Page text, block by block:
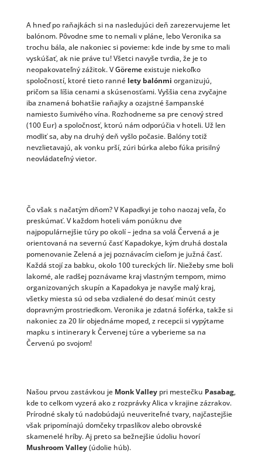
A hneď po raňajkách si na nasledujúci deň zarezervujeme let
balónom. Pôvodne sme to nemali v pláne, lebo Veronika sa
trochu bála, ale nakoniec si povieme: kde inde by sme to mali
vyskúšať, ak nie práve tu! Všetci navyše tvrdia, že je to
neopakovateľný zážitok. VGöremeexistuje niekoľko
spoločností, ktoré tieto ranné lety balónmi organizujú,
pričom sa líšia cenami a skúsenosťami. Vyššia cena zvyčajne
iba znamená bohatšie raňajky a ozajstné šampanské
namiesto šumivého vína. Rozhodneme sa pre cenový stred
(100 Eur) a spoločnosť, ktorú nám odporúčia v hoteli. Už len
modliť sa, aby na druhý deň vyšlo počasie. Balóny totiž
nevzlietavajú, ak vonku prší, zúri búrka alebo fúka prisilný
neovládateľný vietor.
Čo však s načatým dňom? V Kapadkyi je toho naozaj veľa, čo
preskúmať. V každom hoteli vám ponúknu dve
najpopulárnejšie túry po okolí – jedna sa volá Červená a je
orientovaná na severnú časť Kapadokye, kým druhá dostala
pomenovanie Zelená a jej poznávacím cieľom je južná časť.
Každá stojí za babku, okolo 100 tureckých lír. Niežeby sme boli
lakomé, ale radšej poznávame kraj vlastným tempom, mimo
organizovaných skupín a Kapadokya je navyše malý kraj,
všetky miesta sú od seba vzdialené do desať minút cesty
dopravným prostriedkom. Veronika je zdatná šoférka, takže si
nakoniec za 20 lír objednáme moped, z recepcii si vypýtame
mapku s intinerary k Červenej túre a vyberieme sa na
Červenú po svojom!
Našou prvou zastávkou je Monk Valleypri mestečku Pasabag,
kde to celkom vyzerá ako z rozprávky Alica v krajine zázrakov.
Prírodné skaly tú nadobúdajú neuveriteľné tvary, najčastejšie
však pripomínajú domčeky trpaslíkov alebo obrovské
skamenelé hríby. Aj preto sa bežnejšie údoliu hovorí
Mushroom Valley(údolie húb).